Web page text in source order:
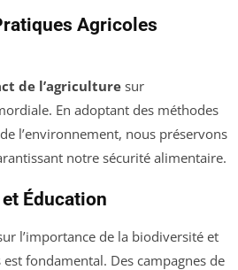
Agricoles
de l’agriculture sur
En adoptant des méthodes
l’environnement, nous préservons
notre sécurité alimentaire.
Éducation
l’importance de la biodiversité et
fondamental. Des campagnes de